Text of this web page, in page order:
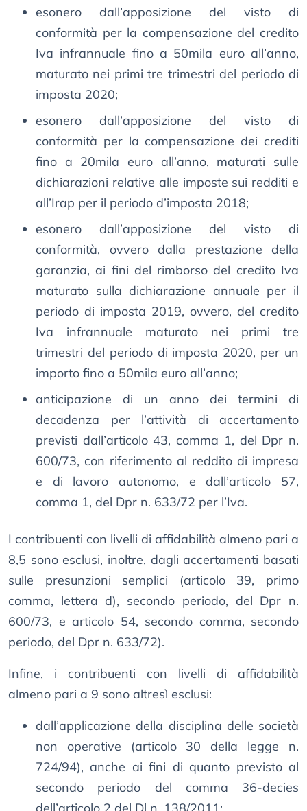
esonero dall’apposizione del visto di
conformità per la compensazione del credito
Iva infrannuale fino a 50mila euro all’anno,
maturato nei primi tre trimestri del periodo di
imposta 2020;
esonero dall’apposizione del visto di
conformità per la compensazione dei crediti
fino a 20mila euro all’anno, maturati sulle
dichiarazioni relative alle imposte sui redditi e
all’Irap per il periodo d’imposta 2018;
esonero dall’apposizione del visto di
conformità, ovvero dalla prestazione della
garanzia, ai fini del rimborso del credito Iva
maturato sulla dichiarazione annuale per il
periodo di imposta 2019, ovvero, del credito
Iva infrannuale maturato nei primi tre
trimestri del periodo di imposta 2020, per un
importo fino a 50mila euro all’anno;
anticipazione di un anno dei termini di
decadenza per l’attività di accertamento
previsti dall’articolo 43, comma 1, del Dpr n.
600/73, con riferimento al reddito di impresa
e di lavoro autonomo, e dall’articolo 57,
comma 1, del Dpr n. 633/72 per l’Iva.
I contribuenti con livelli di affidabilità almeno pari a
8,5 sono esclusi, inoltre, dagli accertamenti basati
sulle presunzioni semplici (articolo 39, primo
comma, lettera d), secondo periodo, del Dpr n.
600/73, e articolo 54, secondo comma, secondo
periodo, del Dpr n. 633/72).
Infine, i contribuenti con livelli di affidabilità
almeno pari a 9 sono altresì esclusi:
dall’applicazione della disciplina delle società
non operative (articolo 30 della legge n.
724/94), anche ai fini di quanto previsto al
secondo periodo del comma 36-decies